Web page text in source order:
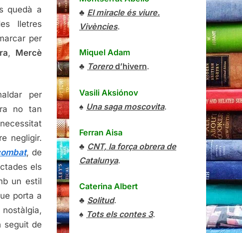
quedà a
lletres
per
, Mercè
per
no tan
negligir.
, de
els
un estil
porta a
seguit de
♣ El miracle és viure.
Vivències.
Miquel Adam
♣ Torerod’hivern.
Vasili Aksiónov
♠ Una saga moscovita.
Ferran Aisa
♣ CNT, la força obrera de
Catalunya.
Caterina Albert
♣ Solitud.
♠ Tots els contes 3.